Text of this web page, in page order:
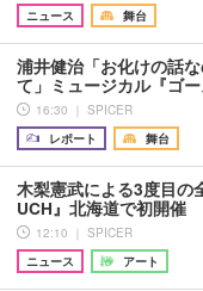
ニュース
舞台
浦井健治「お化けの話
て」ミュージカル『ゴ
16:30 ｜ SPICER
レポート
舞台
木梨憲武による3度目の
UCH』北海道で初開
12:10 ｜ SPICER
ニュース
アート